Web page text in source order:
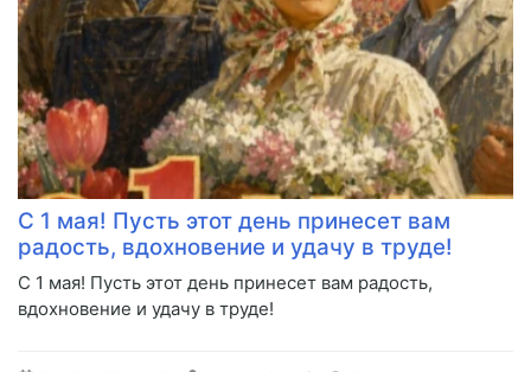
С 1 мая! Пусть этот день принесет вам
радость, вдохновение и удачу в труде!
С 1 мая! Пусть этот день принесет вам радость,
вдохновение и удачу в труде!